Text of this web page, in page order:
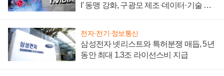
I' 동맹 강화, 구광모 제조·데이터·기술 결
전자·전기·정보통신
삼성전자 넷리스트와 특허분쟁 매듭, 5년
동안 최대 1.3조 라이선스비 지급